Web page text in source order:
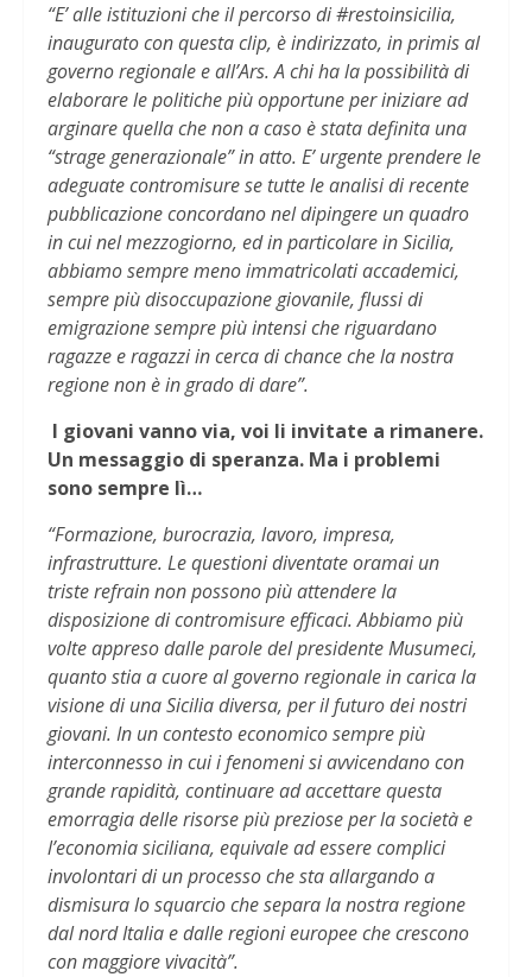
“E’ alle istituzioni che il percorso di #restoinsicilia,
inaugurato con questa clip, è indirizzato, in primis al
governo regionale e all’Ars. A chi ha la possibilità di
elaborare le politiche più opportune per iniziare ad
arginare quella che non a caso è stata definita una
“strage generazionale” in atto. E’ urgente prendere le
adeguate contromisure se tutte le analisi di recente
pubblicazione concordano nel dipingere un quadro
in cui nel mezzogiorno, ed in particolare in Sicilia,
abbiamo sempre meno immatricolati accademici,
sempre più disoccupazione giovanile, flussi di
emigrazione sempre più intensi che riguardano
ragazze e ragazzi in cerca di chance che la nostra
regione non è in grado di dare”.
I giovani vanno via, voi li invitate a rimanere.
Un messaggio di speranza. Ma i problemi
sono sempre lì…
“Formazione, burocrazia, lavoro, impresa,
infrastrutture. Le questioni diventate oramai un
triste refrain non possono più attendere la
disposizione di contromisure efficaci. Abbiamo più
volte appreso dalle parole del presidente Musumeci,
quanto stia a cuore al governo regionale in carica la
visione di una Sicilia diversa, per il futuro dei nostri
giovani. In un contesto economico sempre più
interconnesso in cui i fenomeni si avvicendano con
grande rapidità, continuare ad accettare questa
emorragia delle risorse più preziose per la società e
l’economia siciliana, equivale ad essere complici
involontari di un processo che sta allargando a
dismisura lo squarcio che separa la nostra regione
dal nord Italia e dalle regioni europee che crescono
con maggiore vivacità”.